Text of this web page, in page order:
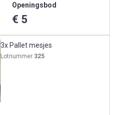
Openingsbod
€ 5
3x Pallet mesjes
Lotnummer 325